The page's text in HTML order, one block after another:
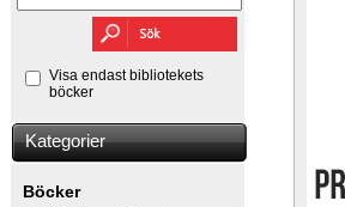
Visa endast bibliotekets
böcker
Kategorier
Böcker